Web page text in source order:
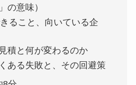
の意味）
ること、向いている企
積と何が変わるのか
ある失敗と、その回避策